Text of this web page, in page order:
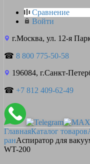
Сравнение
Войти
г.Москва, ул. 12-я
☎ 8 800 775-50-58
196084, г.Санкт-
☎ +7 812 409-62-49
ГлавнаяКаталог товаров
ранАспиратор для
WT-200